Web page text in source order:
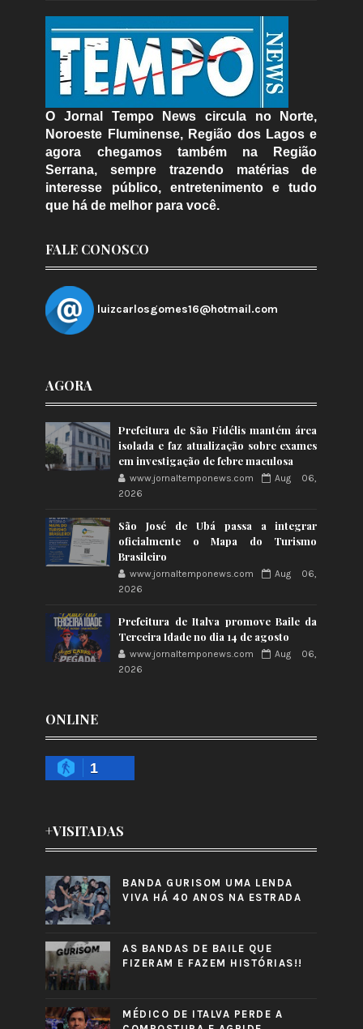
O Jornal Tempo News circula no Norte,
Noroeste Fluminense, Região dos Lagos e
agora chegamos também na Região
Serrana, sempre trazendo matérias de
interesse público, entretenimento e tudo
que há de melhor para você.
FALE CONOSCO
luizcarlosgomes16@hotmail.com
AGORA
Prefeitura de São Fidélis mantém área
isolada e faz atualização sobre exames
em investigação de febre maculosa
www.jornaltemponews.com
Aug 06,
2026
São José de Ubá passa a integrar
oficialmente o Mapa do Turismo
Brasileiro
www.jornaltemponews.com
Aug 06,
2026
Prefeitura de Italva promove Baile da
Terceira Idade no dia 14 de agosto
www.jornaltemponews.com
Aug 06,
2026
ONLINE
1
+VISITADAS
BANDA GURISOM UMA LENDA
VIVA HÁ 40 ANOS NA ESTRADA
AS BANDAS DE BAILE QUE
FIZERAM E FAZEM HISTÓRIAS!!
MÉDICO DE ITALVA PERDE A